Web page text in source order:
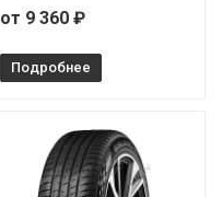
от 9 360 ₽
Подробнее